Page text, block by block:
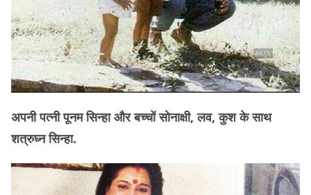
अपनी पत्नी पूनम सिन्हा और बच्चों सोनाक्षी, लव, कुश के साथ
शत्रुघ्न सिन्हा.